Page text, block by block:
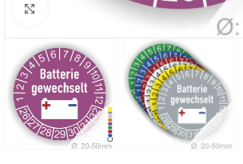
Klicken zum Vergrößern